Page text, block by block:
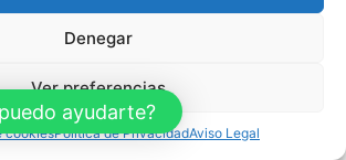
Denegar
Ver preferencias
cookiesPolítica de PrivacidadAviso Legal
ayudarte?